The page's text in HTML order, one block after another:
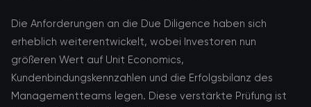
Die Anforderungen an die Due Diligence haben sich
erheblich weiterentwickelt, wobei Investoren nun
größeren Wert auf Unit Economics,
Kundenbindungskennzahlen und die Erfolgsbilanz des
Managementteams legen. Diese verstärkte Prüfung ist